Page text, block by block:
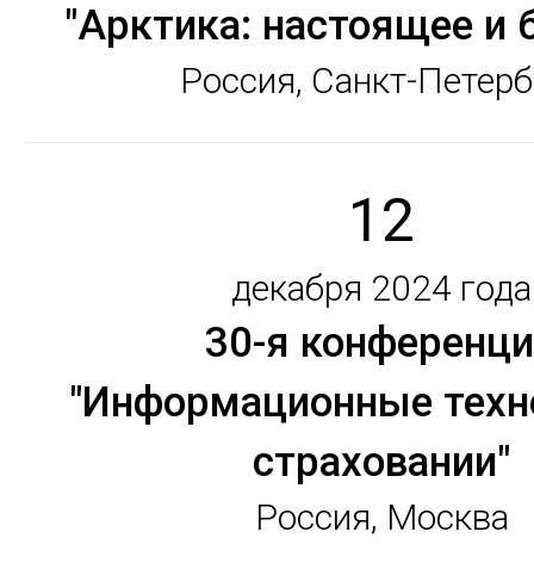
"Арктика: настоящее и
Россия, Санкт-
12
декабря 2024 года
30-я
"Информационные
страховании"
Россия, Москва